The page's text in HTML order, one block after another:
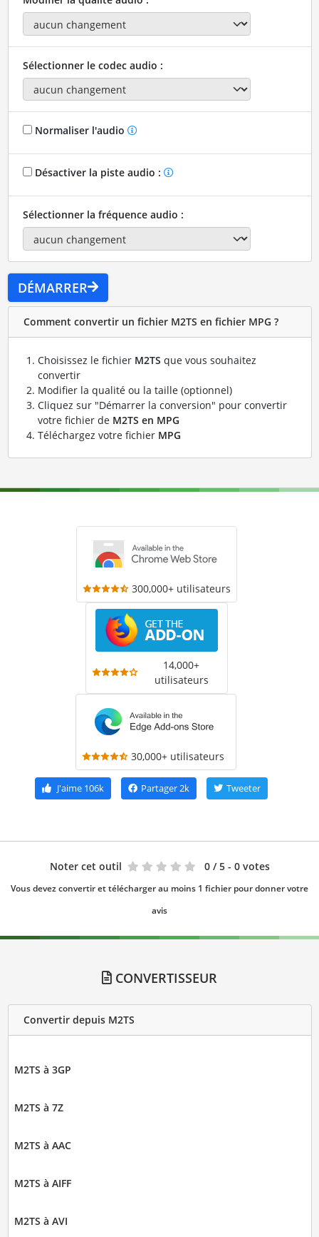
Sélectionner le codec audio :
Normaliser l'audio
Désactiver la piste audio :
Sélectionner la fréquence audio :
DÉMARRER
Comment convertir un fichier M2TS en fichier MPG ?
Choisissez le fichier M2TS que vous souhaitez
convertir
Modifier la qualité ou la taille (optionnel)
Cliquez sur "Démarrer la conversion" pour convertir
votre fichier de M2TS en MPG
Téléchargez votre fichier MPG
300,000+ utilisateurs
14,000+
utilisateurs
30,000+ utilisateurs
J'aime106k Partager2k Tweeter
Noter cet outil 0 / 5 - 0 votes
Vous devez convertir et télécharger au moins 1 fichier pour donner votre
avis
CONVERTISSEUR
Convertir depuis M2TS
M2TS à 3GP
M2TS à 7Z
M2TS à AAC
M2TS à AIFF
M2TS à AVI